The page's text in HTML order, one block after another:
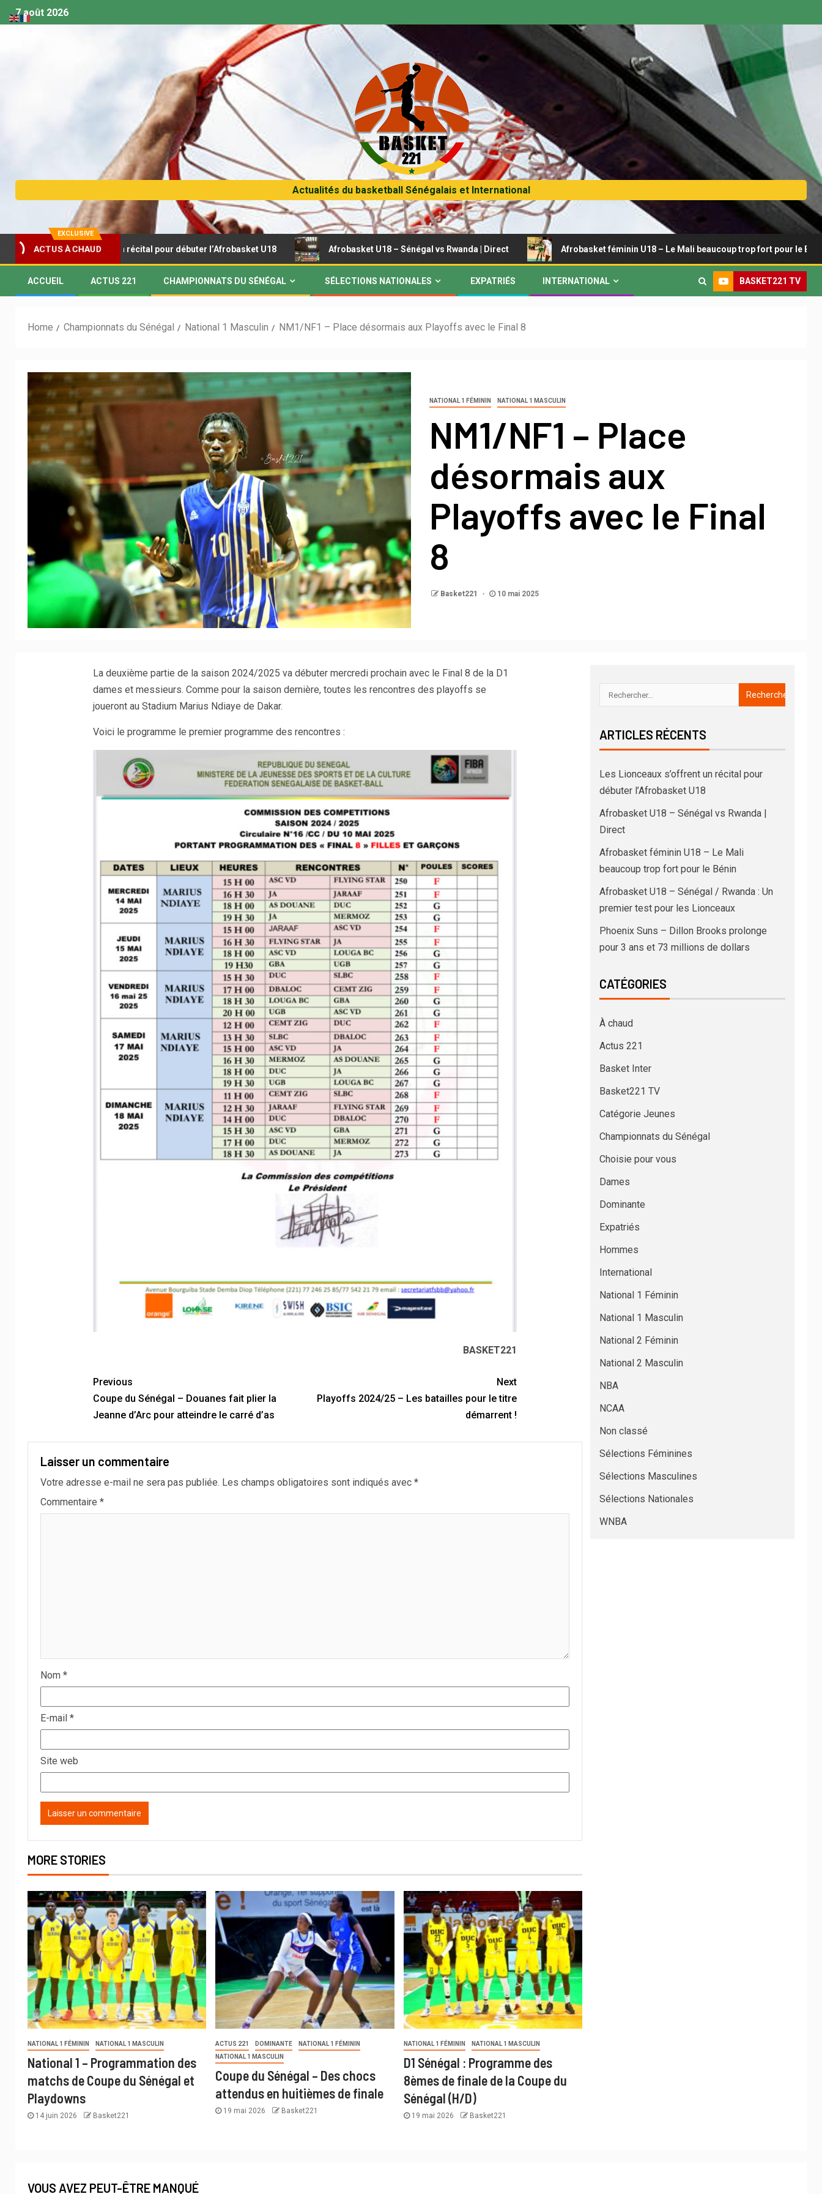
7 août 2026
Actualités du basketball Sénégalais et International
EXCLUSIVE
ACTUS À CHAUD
s’offrent un récital pour débuter l’Afrobasket U18 Afrobasket U18 – Sénégal vs Rwanda | Direct Afrobasket féminin U18 – Le Mali beaucoup trop fort pour le Bénin
ACCUEIL ACTUS 221 CHAMPIONNATS DU SÉNÉGAL SÉLECTIONS NATIONALES EXPATRIÉS INTERNATIONAL BASKET221 TV
Home Championnats du Sénégal National 1 Masculin NM1/NF1 – Place désormais aux Playoffs avec le Final 8
NATIONAL 1 FÉMININ NATIONAL 1 MASCULIN
NM1/NF1 – Place
désormais aux
Playoffs avec le Final
8
Basket221 10 mai 2025
La deuxième partie de la saison 2024/2025 va débuter mercredi prochain avec le Final 8 de la D1
dames et messieurs. Comme pour la saison dernière, toutes les rencontres des playoffs se
joueront au Stadium Marius Ndiaye de Dakar.
Voici le programme le premier programme des rencontres :
BASKET221
Previous
Coupe du Sénégal – Douanes fait plier la
Jeanne d’Arc pour atteindre le carré d’as
Next
Playoffs 2024/25 – Les batailles pour le titre
démarrent !
Laisser un commentaire
Votre adresse e-mail ne sera pas publiée. Les champs obligatoires sont indiqués avec *
Commentaire *
Nom *
E-mail *
Site web
MORE STORIES
NATIONAL 1 FÉMININ NATIONAL 1 MASCULIN
National 1 – Programmation des
matchs de Coupe du Sénégal et
Playdowns
14 juin 2026 Basket221
ACTUS 221 DOMINANTE
NATIONAL 1 FÉMININ
NATIONAL 1 MASCULIN
Coupe du Sénégal – Des chocs
attendus en huitièmes de finale
19 mai 2026 Basket221
NATIONAL 1 FÉMININ NATIONAL 1 MASCULIN
D1 Sénégal : Programme des
8èmes de finale de la Coupe du
Sénégal (H/D)
19 mai 2026 Basket221
ARTICLES RÉCENTS
Les Lionceaux s’offrent un récital pour
débuter l’Afrobasket U18
Afrobasket U18 – Sénégal vs Rwanda |
Direct
Afrobasket féminin U18 – Le Mali
beaucoup trop fort pour le Bénin
Afrobasket U18 – Sénégal / Rwanda : Un
premier test pour les Lionceaux
Phoenix Suns – Dillon Brooks prolonge
pour 3 ans et 73 millions de dollars
CATÉGORIES
À chaud
Actus 221
Basket Inter
Basket221 TV
Catégorie Jeunes
Championnats du Sénégal
Choisie pour vous
Dames
Dominante
Expatriés
Hommes
International
National 1 Féminin
National 1 Masculin
National 2 Féminin
National 2 Masculin
NBA
NCAA
Non classé
Sélections Féminines
Sélections Masculines
Sélections Nationales
WNBA
VOUS AVEZ PEUT-ÊTRE MANQUÉ